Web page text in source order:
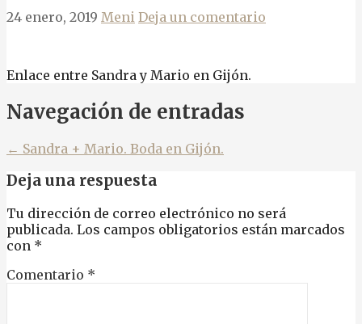
24 enero, 2019 Meni Deja un comentario
Enlace entre Sandra y Mario en Gijón.
Navegación de entradas
← Sandra + Mario. Boda en Gijón.
Deja una respuesta
Tu dirección de correo electrónico no será
publicada. Los campos obligatorios están marcados
con *
Comentario *